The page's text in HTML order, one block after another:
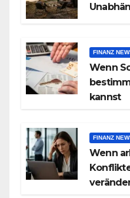
FINANZ
Wenn
kannst
FINANZ
Wenn